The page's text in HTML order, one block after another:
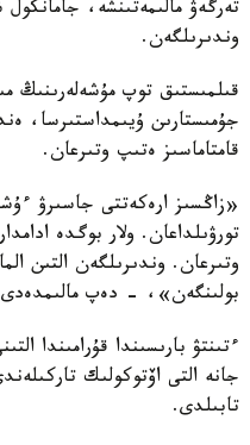
تەرگەۋ مالىمەتىنشە،
وندىرىلگەن.
قىلمىستىق توپ مۇشەلەرىنىڭ
جۇمىستارىن ۇيىمداستىرسا،
قامتاماسىز ەتىپ وتىرعان.
«زاڭسىز ارەكەتتى جاسىرۋ
تورۋىلداعان. ولار بوگدە
وتىرعان. وندىرىلگەن التىن
بولىنگەن»، - دەپ
جانە التى اۆتوكولىك
تابىلدى.